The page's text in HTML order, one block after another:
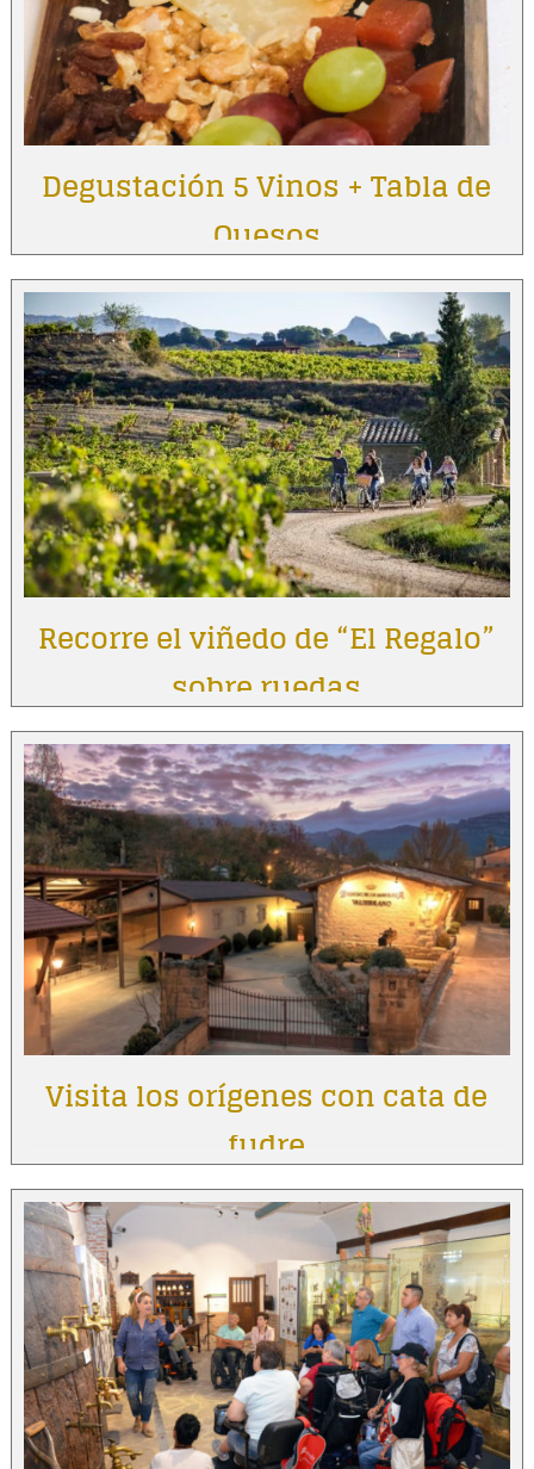
Degustación 5 Vinos + Tabla de
Quesos
Recorre el viñedo de “El Regalo”
sobre ruedas
Visita los orígenes con cata de
fudre